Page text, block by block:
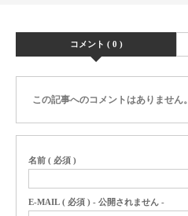
コメント ( 0 )
この記事へのコメントはありません。
名前 ( 必須 )
E-MAIL ( 必須 ) - 公開されません -